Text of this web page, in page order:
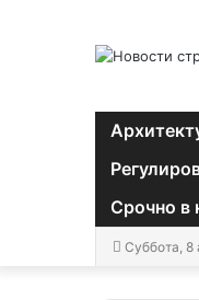
Срочно в
Суббота, 8